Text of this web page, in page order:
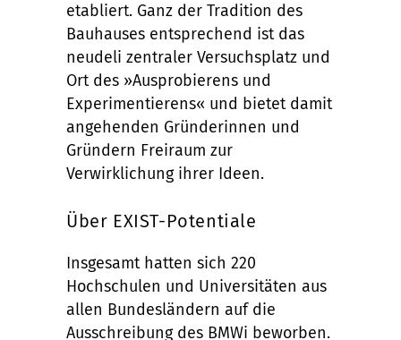
etabliert. Ganz der Tradition des
Bauhauses entsprechend ist das
neudeli zentraler Versuchsplatz und
Ort des »Ausprobierens und
Experimentierens« und bietet damit
angehenden Gründerinnen und
Gründern Freiraum zur
Verwirklichung ihrer Ideen.
Über EXIST-Potentiale
Insgesamt hatten sich 220
Hochschulen und Universitäten aus
allen Bundesländern auf die
Ausschreibung des BMWi beworben.